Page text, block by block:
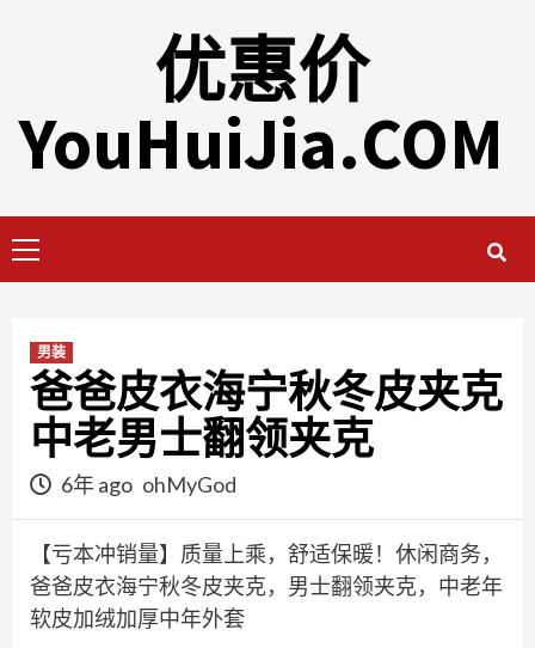
优惠价
YouHuiJia.COM
Menu
男装
爸爸皮衣海宁秋冬皮夹克
中老男士翻领夹克
6年 ago ohMyGod
【亏本冲销量】质量上乘，舒适保暖！休闲商务，
爸爸皮衣海宁秋冬皮夹克，男士翻领夹克，中老年
软皮加绒加厚中年外套